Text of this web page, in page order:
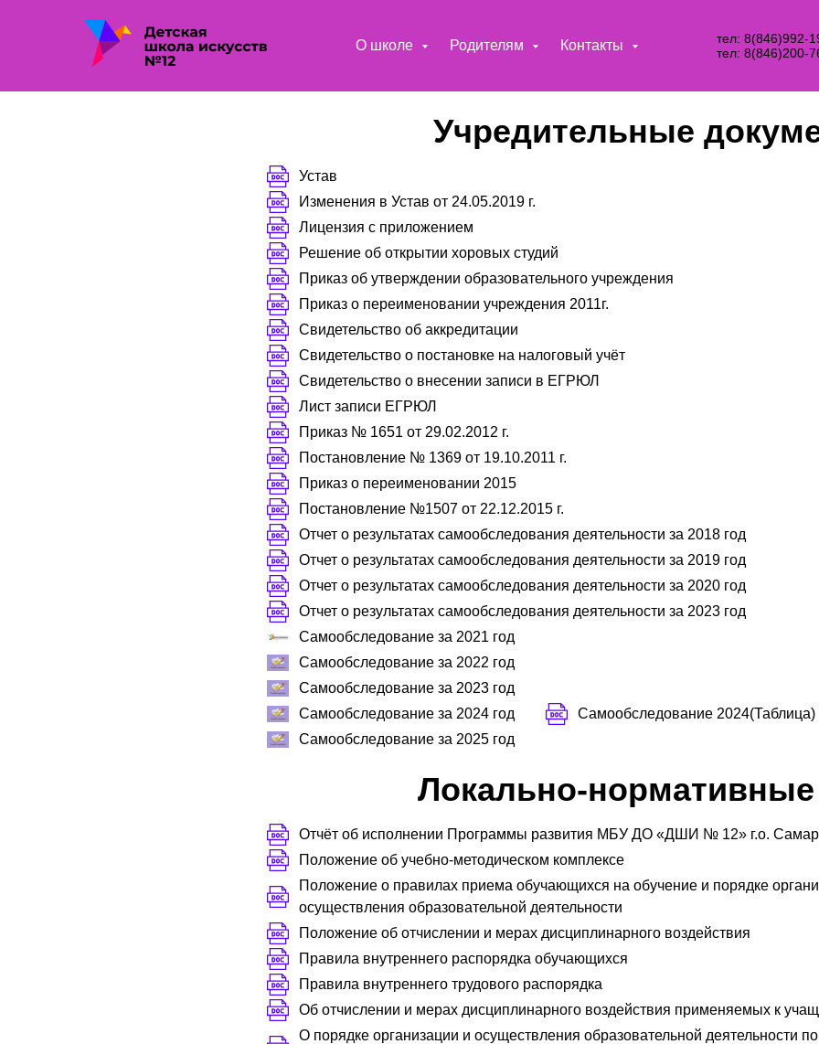
О школе Родителям Контакты
тел: 8(846)992-
тел: 8(846)200-
Учредительные
Устав
Изменения в Устав от 24.05.2019 г.
Лицензия с приложением
Решение об открытии хоровых студий
Приказ об утверждении образовательного учреждения
Приказ о переименовании учреждения 2011г.
Свидетельство об аккредитации
Свидетельство о постановке на налоговый учёт
Свидетельство о внесении записи в ЕГРЮЛ
Лист записи ЕГРЮЛ
Приказ № 1651 от 29.02.2012 г.
Постановление № 1369 от 19.10.2011 г.
Приказ о переименовании 2015
Постановление №1507 от 22.12.2015 г.
Отчет о результатах самообследования деятельности за 2018 год
Отчет о результатах самообследования деятельности за 2019 год
Отчет о результатах самообследования деятельности за 2020 год
Отчет о результатах самообследования деятельности за 2023 год
Самообследование за 2021 год
Самообследование за 2022 год
Самообследование за 2023 год
Самообследование за 2024 год
Самообследование 2024(Таблица)
Самообследование за 2025 год
Локально-
Отчёт об исполнении Программы развития МБУ ДО «ДШИ № 12» г.о.
Положение об учебно-методическом комплексе
Положение о правилах приема обучающихся на обучение и порядке
осуществления образовательной деятельности
Положение об отчислении и мерах дисциплинарного воздействия
Правила внутреннего распорядка обучающихся
Правила внутреннего трудового распорядка
Об отчислении и мерах дисциплинарного воздействия применяемых к
О порядке организации и осуществления образовательной деятельности